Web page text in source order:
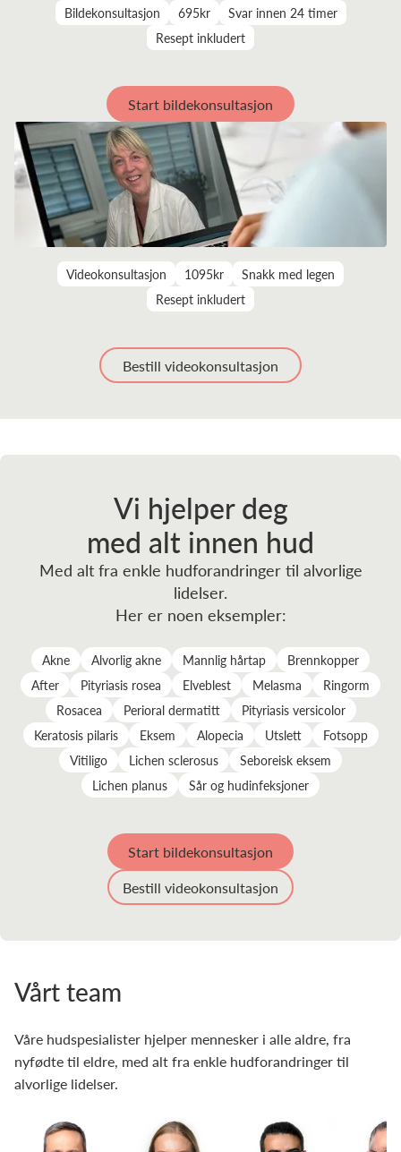
Bildekonsultasjon 695kr
Svar innen 24 timer
Resept inkludert
Start bildekonsultasjon
Videokonsultasjon 1095kr
Snakk med legen
Resept inkludert
Bestill videokonsultasjon
Vi hjelper deg
med alt innen hud
Med alt fra enkle hudforandringer til alvorlige
lidelser.
Her er noen eksempler:
Akne Alvorlig akne Mannlig hårtap
Brennkopper
After
Pityriasis rosea Elveblest Melasma
Ringorm
Rosacea
Perioral dermatitt
Pityriasis versicolor
Keratosis pilaris
Eksem Alopecia Utslett
Fotsopp
Vitiligo
Lichen sclerosus
Seboreisk eksem
Lichen planus
Sår og hudinfeksjoner
Start bildekonsultasjon
Bestill videokonsultasjon
Vårt team
Våre hudspesialister hjelper mennesker i alle aldre, fra
nyfødte til eldre, med alt fra enkle hudforandringer til
alvorlige lidelser.